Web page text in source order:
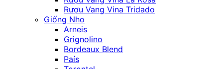
Rượu Vang Vina Tridado
Giống Nho
Arneis
Grignolino
Bordeaux Blend
País